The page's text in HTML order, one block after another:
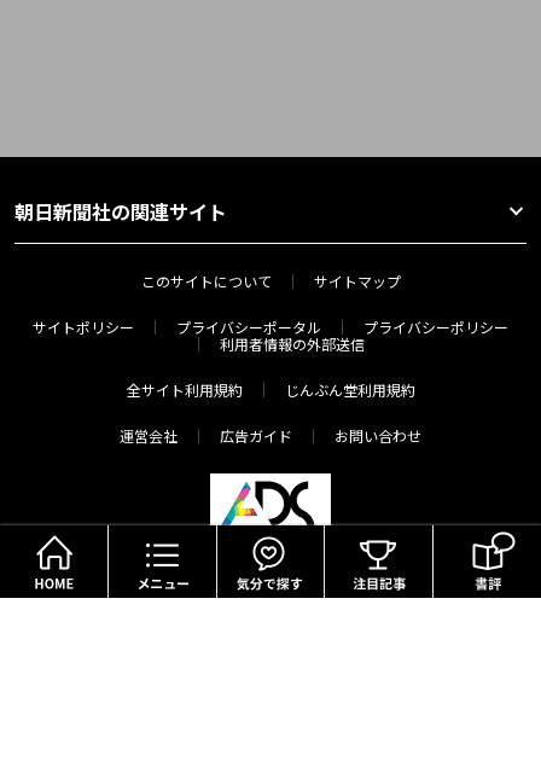
朝日新聞社の関連サイト
このサイトについて サイトマップ
サイトポリシー プライバシーポータル
プライバシーポリシー
利用者情報の外部送信
全サイト利用規約 じんぶん堂利用規約
運営会社 広告ガイド お問い合わせ